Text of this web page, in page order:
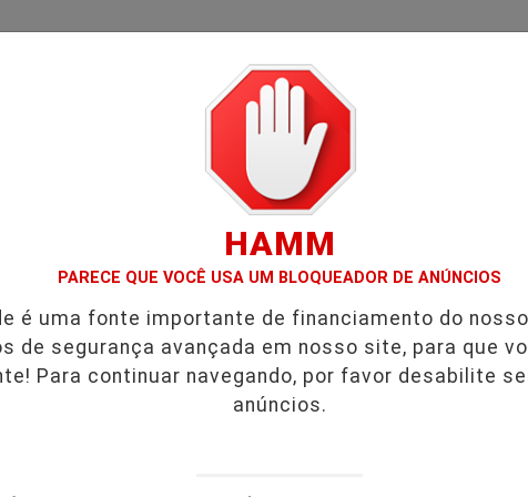
COLUNAS EMPREGOS
VÍDEO:ACIDENTE DEIXA UMA VÍTIMA FATAL.
cranio
HAMM
PARECE QUE VOCÊ USA UM BLOQUEADOR DE ANÚNCIOS
é uma fonte importante de financiamento do
de segurança avançada em nosso site, para que
Para continuar navegando, por favor desabilite
anúncios.